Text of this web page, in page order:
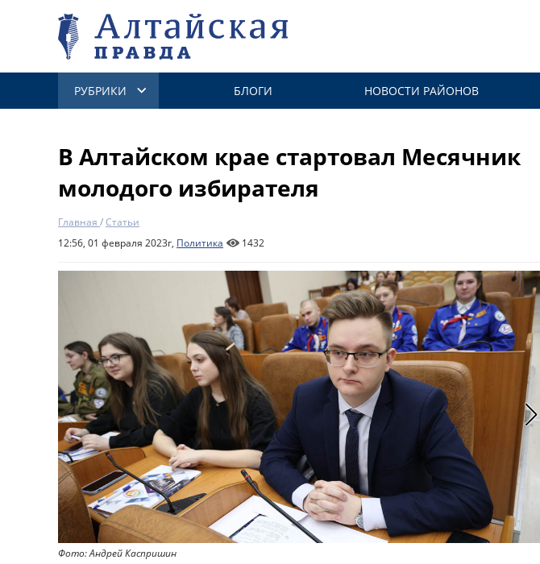
РУБРИКИ БЛОГИ НОВОСТИ РАЙОНОВ
В Алтайском крае стартовал Месячник
молодого избирателя
Главная /Статьи
12:56, 01 февраля 2023г, Политика 1432
Фото: Андрей Каспришин